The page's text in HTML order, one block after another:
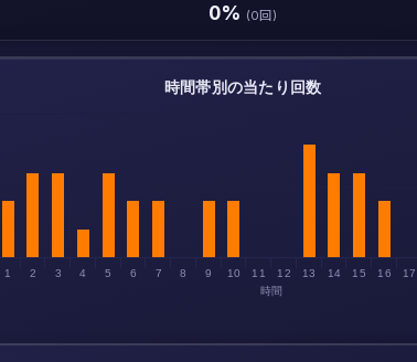
0% (0回)
時間
時間帯別の当たり回数
1 2 3 4 5 6 7 8 9 10 11 12 13 14 15 16 17